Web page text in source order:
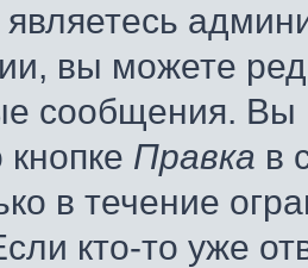
вы можете
сообщения. Вы
Правка в
в течение
кто-то уже